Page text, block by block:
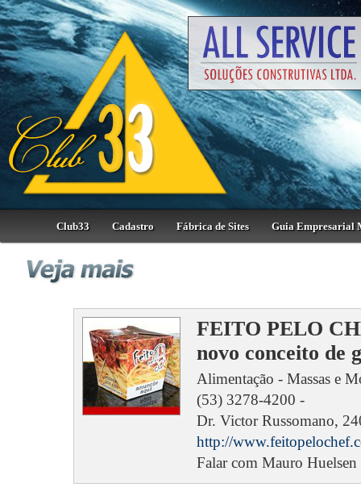
Club33 Cadastro Fábrica de Sites Guia Empresarial
FEITO PELO
novo conceito de
Alimentação - Massas e
(53) 3278-4200 -
Dr. Victor Russomano,
http://
Falar com Mauro